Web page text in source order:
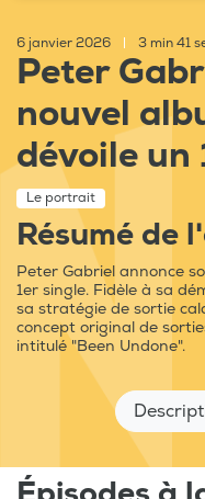
6 janvier 2026 3 min 41
Peter
nouvel
dévoile un
Le portrait
Résumé de
Peter Gabriel annonce
1er single. Fidèle à sa
sa stratégie de sortie
concept original de
intitulé "Been Undone".